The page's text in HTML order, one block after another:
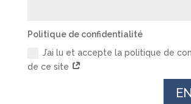
Politique de confidentialité
J’ai lu et accepte la politique de
de ce site